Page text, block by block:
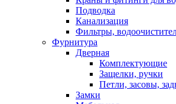
Подводка
Канализация
Фильтры,
Фурнитура
Дверная
Комплектующие
Защелки, ручки
Петли, засовы,
Замки